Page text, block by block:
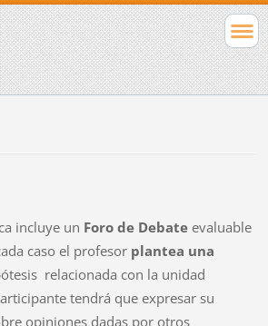
incluye un Foro de Debate evaluable
caso el profesor plantea una
relacionada con la unidad
tendrá que expresar su
opiniones dadas por otros